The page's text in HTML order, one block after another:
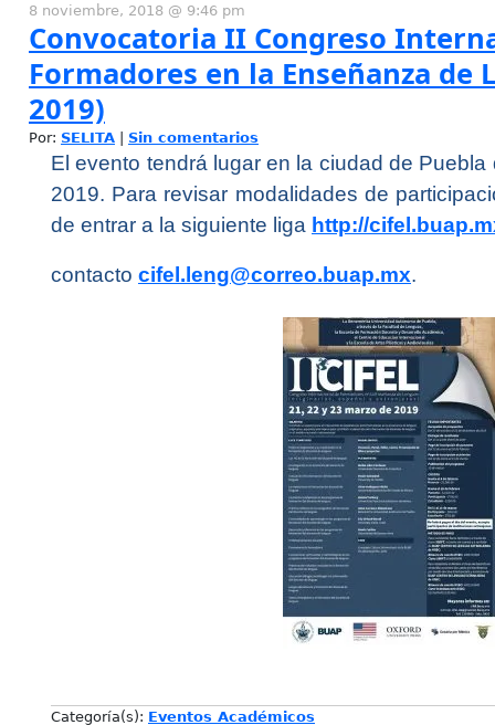
8 noviembre, 2018 @ 9:46 pm
Convocatoria II Congreso
Formadores en la Enseñanza de
2019)
Por: SELITA Sin comentarios
El evento tendrá lugar en la ciudad de
2019. Para revisar modalidades de
de entrar a la siguiente liga http://
contacto cifel.leng@correo.buap.mx.
Categoría(s): Eventos Académicos